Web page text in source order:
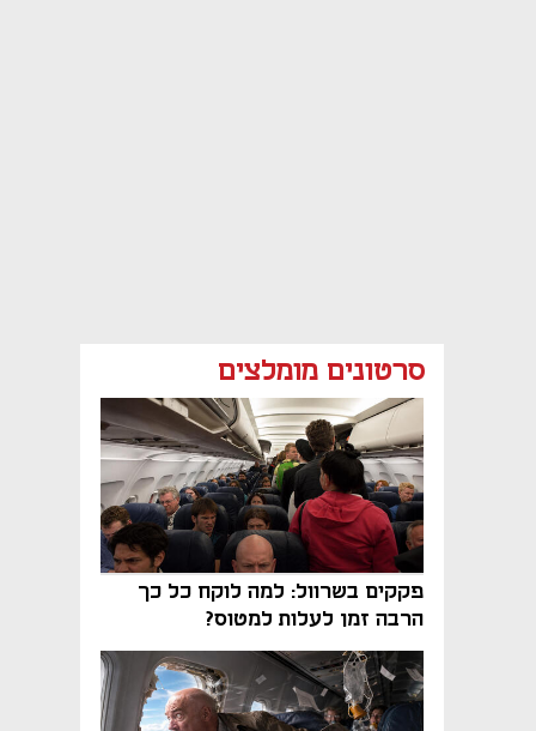
סרטונים מומלצים
פקקים בשרוול: למה לוקח כל כך
הרבה זמן לעלות למטוס?